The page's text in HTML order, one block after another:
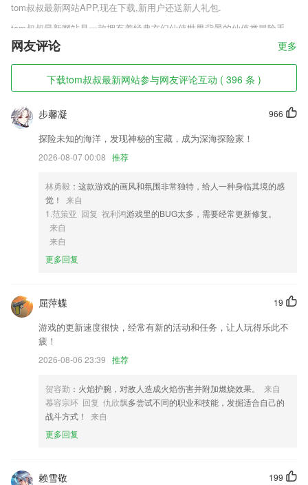
tom叔叔最新网站APP,现在下载,新用户还送新人礼包.
tom叔叔最新网站是一款拥有着经典玄幻仙侠世界背景的仙侠类冒险手
游。游戏中拥有着及高自由度的玩法，让你能够更快的升级变强，开展属
于自己的冒险。游戏还拥有着超多副本让你挑战，更有丰厚的奖励让你能
够得以快速的升级变强，让战斗变得更加高效。
tom叔叔最新网站软件特色
1,能够通过它关注井研动态，足不出户也能对井研热点了如指掌;
2,【分享】用文字、图片及视频，满怀自豪地表达2265用户精彩的出行体
4,搜索课本名即可找到课本对应的学习资料，资料都是按照课本的章节整
理的需要哪个章节就点哪个章节，无需繁琐的寻找节约时间。
5,提供了丰富的考研资讯，考研试题资源，能免费咨询考研疑问；
6,全面的学习内容
tom叔叔最新网站软件优势
性，还可以锻炼其手指变换的灵活度，提高手指和手臂配合的密切度，使
演奏更加有条不紊、收放自如。
2.驾考题库更新快，全国题库和地方题库紧扣驾照考试考点
3.【3】书写绘画很强大，边听边写做练习。书写笔迹自动保留，体验如
4.学为用，学关键知识，用关键知识避免枯燥散乱、堆砌的理论学习化繁
为简，深入浅出，快乐吸收高效落地，易学实用
5.多次朗读同一篇或同样难度文章得分要稳定
效、提高老师工作效率。
网友评论 更多
下载tom叔叔最新网站参与网友评论互动 ( 396 条 )
966
步馨凝
探险未知的海洋，发现神秘的宝藏，成为深海探险家！
2026-08-07 00:08 推荐
林勇毅 ：这款游戏的画风和氛围非常独特，给人一种身临其境的感
觉！
来自
1.范策亚 回复 祝利鸿游戏里的BUG太多，需要经常更新修复。
来自
来自
更多回复
19
屈萍蝶
游戏的更新速度很快，经常有新的活动和任务，让人玩得乐此不
疲！
2026-08-06 23:39 推荐
贺容勤 ：火焰护腕，对敌人造成火焰伤害并附加燃烧效果。
来自
慕容宗环 回复 仇欣飘多尝试不同的职业和技能，发掘适合自己的
战斗方式！
来自
更多回复
199
赖雪敬